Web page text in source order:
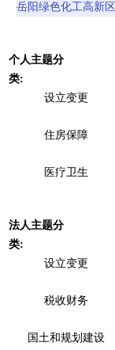
岳阳绿色化工高新区
个人主题分
类:
设立变更
住房保障
医疗卫生
法人主题分
类:
设立变更
税收财务
国土和规划建设